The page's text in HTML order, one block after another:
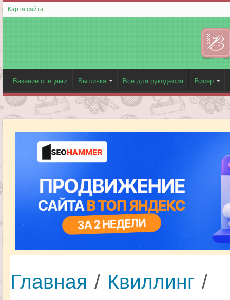
Карта сайта
Вязание спицами Вышивка Все для рукоделия Бисер
Главная / Квиллинг /